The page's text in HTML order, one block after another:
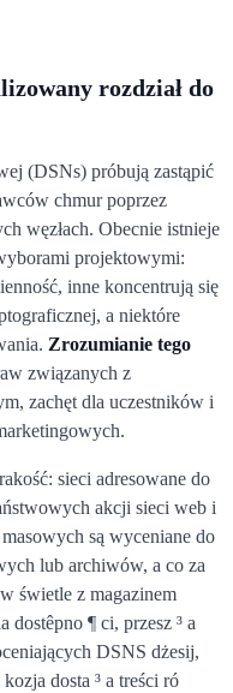
rozdział do
(DSNs) próbują zastąpić
chmur poprzez
węzłach. Obecnie istnieje
projektowymi:
inne koncentrują się
a niektóre
Zrozumianie tego
związanych z
zachęt dla uczestników i
sieci adresowane do
akcji sieci web i
są wyceniane do
lub archiwów, a co za
świetle z magazinem
¶ ci, przesz ³ a
DSNS dżesij,
dosta ³ a treści ró